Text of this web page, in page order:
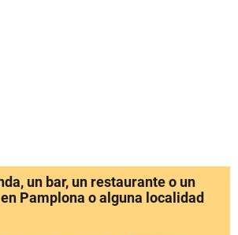
un bar, un restaurante o un
Pamplona o alguna localidad